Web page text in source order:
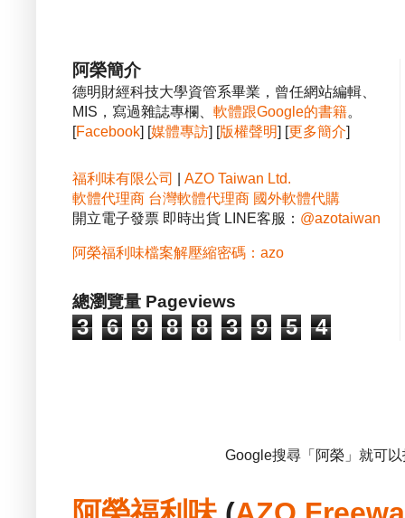
阿榮簡介
德明財經科技大學資管系畢業，曾任網站編輯、
MIS，寫過雜誌專欄、 軟體跟Google的書籍。
[Facebook] [媒體專訪] [版權聲明] [更多簡介]
福利味有限公司
AZO Taiwan Ltd.
軟體代理商 台灣軟體代理商 國外軟體代購
開立電子發票 即時出貨 LINE客服： @azotaiwan
阿榮福利味檔案解壓縮密碼：azo
總瀏覽量 Pageviews
3 6 9 8 8 3 9 5 4
Google搜尋「阿榮」就可